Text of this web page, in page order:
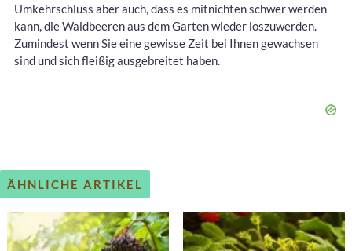
Umkehrschluss aber auch, dass es mitnichten schwer werden
kann, die Waldbeeren aus dem Garten wieder loszuwerden.
Zumindest wenn Sie eine gewisse Zeit bei Ihnen gewachsen
sind und sich fleißig ausgebreitet haben.
ÄHNLICHE ARTIKEL